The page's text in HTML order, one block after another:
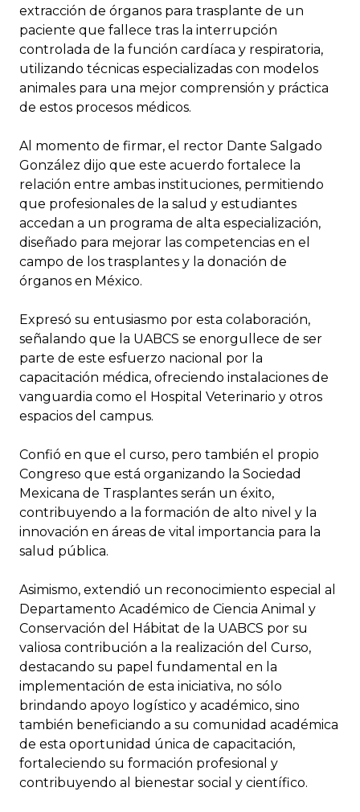
extracción de órganos para trasplante de un
paciente que fallece tras la interrupción
controlada de la función cardíaca y respiratoria,
utilizando técnicas especializadas con modelos
animales para una mejor comprensión y práctica
de estos procesos médicos.
Al momento de firmar, el rector Dante Salgado
González dijo que este acuerdo fortalece la
relación entre ambas instituciones, permitiendo
que profesionales de la salud y estudiantes
accedan a un programa de alta especialización,
diseñado para mejorar las competencias en el
campo de los trasplantes y la donación de
órganos en México.
Expresó su entusiasmo por esta colaboración,
señalando que la UABCS se enorgullece de ser
parte de este esfuerzo nacional por la
capacitación médica, ofreciendo instalaciones de
vanguardia como el Hospital Veterinario y otros
espacios del campus.
Confió en que el curso, pero también el propio
Congreso que está organizando la Sociedad
Mexicana de Trasplantes serán un éxito,
contribuyendo a la formación de alto nivel y la
innovación en áreas de vital importancia para la
salud pública.
Asimismo, extendió un reconocimiento especial al
Departamento Académico de Ciencia Animal y
Conservación del Hábitat de la UABCS por su
valiosa contribución a la realización del Curso,
destacando su papel fundamental en la
implementación de esta iniciativa, no sólo
brindando apoyo logístico y académico, sino
también beneficiando a su comunidad académica
de esta oportunidad única de capacitación,
fortaleciendo su formación profesional y
contribuyendo al bienestar social y científico.